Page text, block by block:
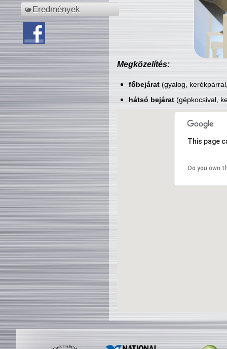
Eredmények
Megközelítés:
főbejárat(gyalog,
hátsó bejárat(gépkocsival,
This page
Do you own